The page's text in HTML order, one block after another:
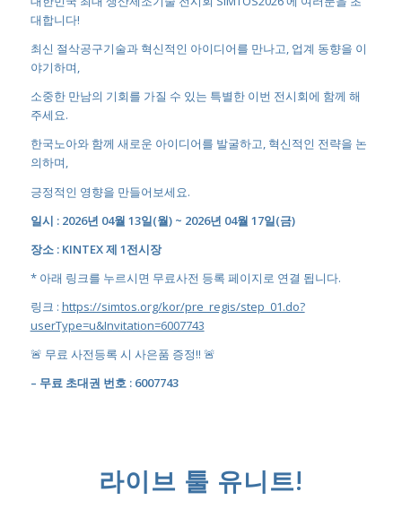
대합니다!
최신 절삭공구기술과 혁신적인 아이디어를 만나고, 업계 동향을 이
야기하며,
소중한 만남의 기회를 가질 수 있는 특별한 이번 전시회에 함께 해
주세요.
한국노아와 함께 새로운 아이디어를 발굴하고, 혁신적인 전략을 논
의하며,
긍정적인 영향을 만들어보세요.
일시 : 2026년 04월 13일(월) ~ 2026년 04월 17일(금)
장소 : KINTEX 제 1전시장
* 아래 링크를 누르시면 무료사전 등록 페이지로 연결 됩니다.
링크 : https://simtos.org/kor/pre_regis/step_01.do?
userType=u&Invitation=6007743
🚨 무료 사전등록 시 사은품 증정!! 🚨
– 무료 초대권 번호 : 6007743
라이브 툴 유니트!